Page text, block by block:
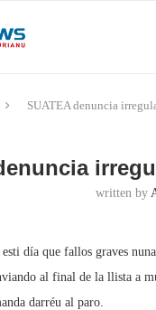
SUATEA denuncia
written by
día que fallos graves
al final de la llista a
darréu al paro.